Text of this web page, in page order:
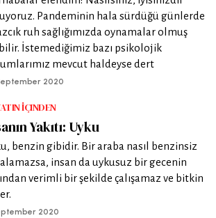
Pandeminin hala sürdüğü günlerde
ruh sağlığımızda oynamalar olmuş
İstemediğimiz bazı psikolojik
mevcut haldeyse dert
2020
İÇINDEN
Yakıtı: Uyku
benzin gibidir. Bir araba nasıl benzinsiz
insan da uykusuz bir gecenin
verimli bir şekilde çalışamaz ve bitkin
2020